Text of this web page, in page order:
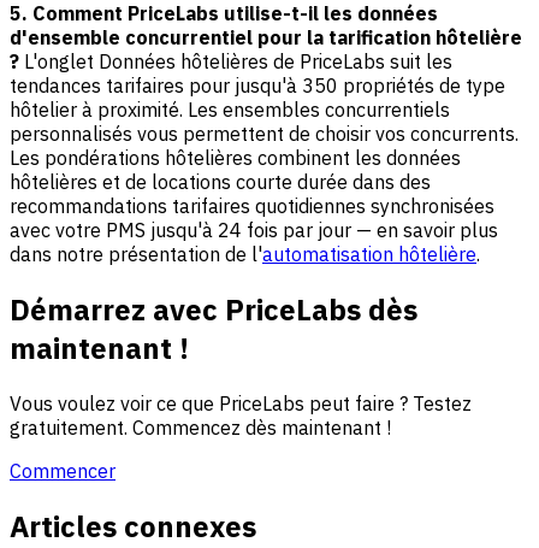
5. Comment PriceLabs utilise-t-il les données
d'ensemble concurrentiel pour la tarification hôtelière
? L'onglet Données hôtelières de PriceLabs suit les
tendances tarifaires pour jusqu'à 350 propriétés de type
hôtelier à proximité. Les ensembles concurrentiels
personnalisés vous permettent de choisir vos concurrents.
Les pondérations hôtelières combinent les données
hôtelières et de locations courte durée dans des
recommandations tarifaires quotidiennes synchronisées
avec votre PMS jusqu'à 24 fois par jour — en savoir plus
dans notre présentation de l'automatisation hôtelière.
Démarrez avec PriceLabs dès
maintenant !
Vous voulez voir ce que PriceLabs peut faire ? Testez
gratuitement. Commencez dès maintenant !
Commencer
Articles connexes